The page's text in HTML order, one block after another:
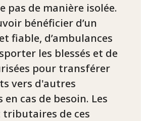
pas de manière isolée.
bénéficier d’un
fiable, d’ambulances
les blessés et de
pour transférer
vers d'autres
cas de besoin. Les
tributaires de ces